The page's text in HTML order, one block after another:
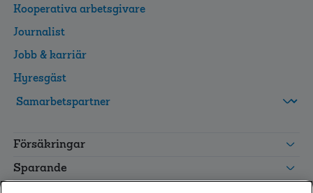
Kooperativa arbetsgivare
Journalist
Jobb & karriär
Hyresgäst
grupp
Leverantörswebb
Försäkringar
Sparande